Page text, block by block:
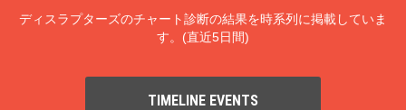
ディスラプターズのチャート診断の結果を時系列に掲載していま
す。(直近5日間)
TIMELINE EVENTS